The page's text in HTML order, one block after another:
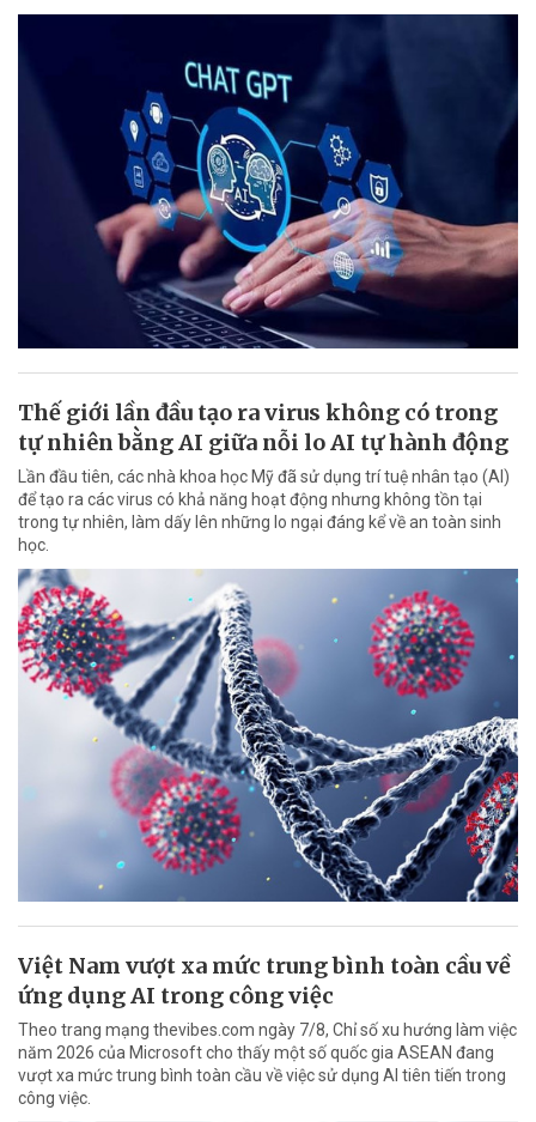
Thế giới lần đầu tạo ra virus không có trong
tự nhiên bằng AI giữa nỗi lo AI tự hành động
Lần đầu tiên, các nhà khoa học Mỹ đã sử dụng trí tuệ nhân tạo (AI)
để tạo ra các virus có khả năng hoạt động nhưng không tồn tại
trong tự nhiên, làm dấy lên những lo ngại đáng kể về an toàn sinh
học.
Việt Nam vượt xa mức trung bình toàn cầu về
ứng dụng AI trong công việc
Theo trang mạng thevibes.com ngày 7/8, Chỉ số xu hướng làm việc
năm 2026 của Microsoft cho thấy một số quốc gia ASEAN đang
vượt xa mức trung bình toàn cầu về việc sử dụng AI tiên tiến trong
công việc.